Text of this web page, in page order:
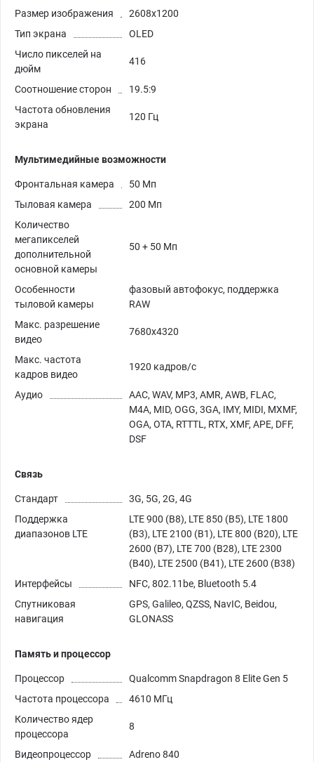
Размер изображения
2608x1200
Тип экрана
OLED
Число пикселей на
дюйм
416
Соотношение сторон
19.5:9
Частота обновления
экрана
120 Гц
Мультимедийные возможности
Фронтальная камера
50 Мп
Тыловая камера
200 Мп
Количество
мегапикселей
дополнительной
основной камеры
50 + 50 Мп
Особенности
тыловой камеры
фазовый автофокус, поддержка
RAW
Макс. разрешение
видео
7680x4320
Макс. частота
кадров видео
1920 кадров/с
Аудио
AAC, WAV, MP3, AMR, AWB, FLAC,
M4A, MID, OGG, 3GA, IMY, MIDI, MXMF,
OGA, OTA, RTTTL, RTX, XMF, APE, DFF,
DSF
Связь
Стандарт
3G, 5G, 2G, 4G
Поддержка
диапазонов LTE
LTE 900 (B8), LTE 850 (B5), LTE 1800
(B3), LTE 2100 (B1), LTE 800 (B20), LTE
2600 (B7), LTE 700 (B28), LTE 2300
(B40), LTE 2500 (B41), LTE 2600 (B38)
Интерфейсы
NFC, 802.11be, Bluetooth 5.4
Спутниковая
навигация
GPS, Galileo, QZSS, NavIC, Beidou,
GLONASS
Память и процессор
Процессор
Qualcomm Snapdragon 8 Elite Gen 5
Частота процессора
4610 МГц
Количество ядер
процессора
8
Видеопроцессор Adreno 840